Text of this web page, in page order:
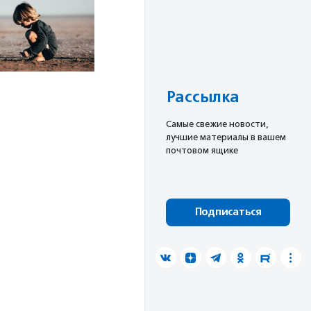
Рассылка
Cамые свежие новости,
лучшие материалы в вашем
почтовом ящике
Подписаться